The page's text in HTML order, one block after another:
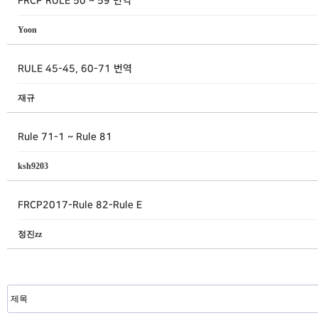
Yoon
RULE 45-45, 60-71 번역
재규
Rule 71-1 ~ Rule 81
ksh9203
FRCP2017-Rule 82-Rule E
정진zz